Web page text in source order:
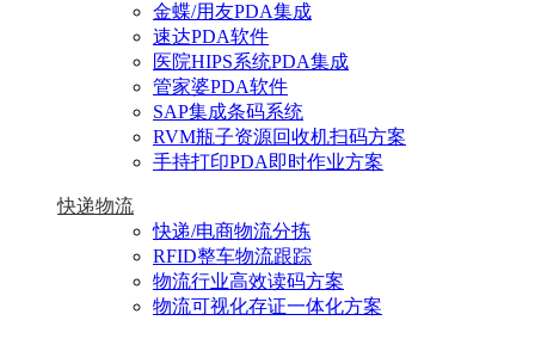
金蝶/用友PDA集成
速达PDA软件
医院HIPS系统PDA集成
管家婆PDA软件
SAP集成条码系统
RVM瓶子资源回收机扫码方案
手持打印PDA即时作业方案
快递物流
快递/电商物流分拣
RFID整车物流跟踪
物流行业高效读码方案
物流可视化存证一体化方案